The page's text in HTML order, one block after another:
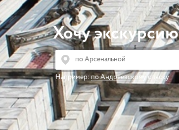
Хочу экскурсию
Например: по Андреевскому спуску